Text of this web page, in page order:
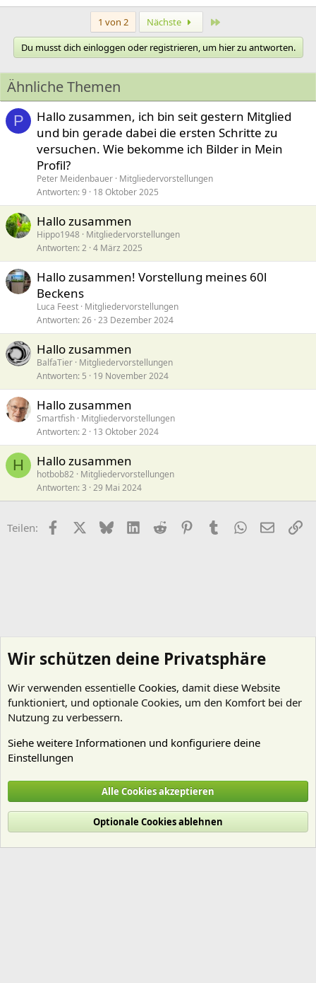
1 von 2 Nächste
Du musst dich einloggen oder registrieren, um hier zu antworten.
Ähnliche Themen
P
Hallo zusammen, ich bin seit gestern Mitglied
und bin gerade dabei die ersten Schritte zu
versuchen. Wie bekomme ich Bilder in Mein
Profil?
Peter Meidenbauer Mitgliedervorstellungen
Antworten 9 18 Oktober 2025
Hallo zusammen
Hippo1948 Mitgliedervorstellungen
Antworten 2 4 März 2025
Hallo zusammen! Vorstellung meines 60l
Beckens
Luca Feest Mitgliedervorstellungen
Antworten 26 23 Dezember 2024
Hallo zusammen
BalfaTier Mitgliedervorstellungen
Antworten 5 19 November 2024
Hallo zusammen
Smartfish Mitgliedervorstellungen
Antworten 2 13 Oktober 2024
H Hallo zusammen
hotbob82
Mitgliedervorstellungen
Antworten 3 29 Mai 2024
Teilen: FacebookX (Twitter)
BlueskyLinkedIn
Reddit PinterestTumblr WhatsApp
E-Mail
Cookies
Deutsch (Du)
Nutzungsbedingungen
Datenschutz Hilfe und Impressum
R
Wir schützen deine Privatsphäre
Wir verwenden essentielle Cookies, damit diese Website
funktioniert, und optionale Cookies, um den Komfort bei der
Nutzung zu verbessern.
Siehe weitere Informationen und konfiguriere deine
Einstellungen
Alle Cookies akzeptieren
Optionale Cookies ablehnen